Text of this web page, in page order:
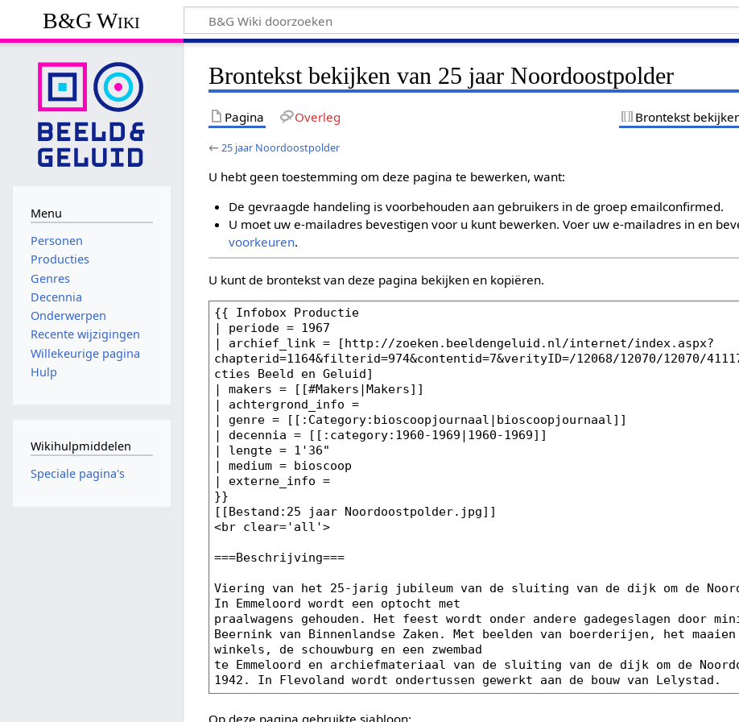
B&G Wiki
Brontekst bekijken van 25 jaar Noordoostpolder
Pagina Overleg Brontekst
←25 jaar Noordoostpolder
U hebt geen toestemming om deze pagina te bewerken, want:
De gevraagde handeling is voorbehouden aan gebruikers in de groep emailconfirmed.
U moet uw e-mailadres bevestigen voor u kunt bewerken. Voer uw e-mailadres in en
voorkeuren.
U kunt de brontekst van deze pagina bekijken en kopiëren.
Op deze pagina gebruikte sjabloon:
Menu
Personen
Producties
Genres
Decennia
Onderwerpen
Recente wijzigingen
Willekeurige pagina
Hulp
Wikihulpmiddelen
Speciale pagina's